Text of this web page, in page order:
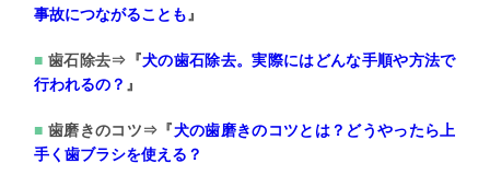
事故につながることも 』
歯石除去⇒『犬の歯石除去。実際にはどんな手順や方法で
行われるの？ 』
歯磨きのコツ⇒『犬の歯磨きのコツとは？ どうやったら上
手く歯ブラシを使える？